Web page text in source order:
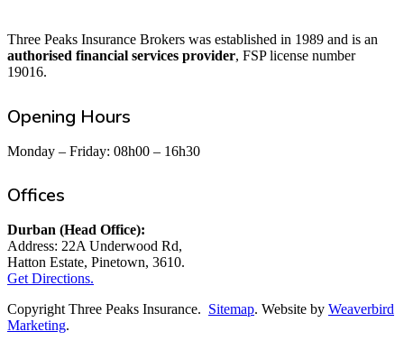
Three Peaks Insurance Brokers was established in 1989 and is an
authorised financial services provider, FSP license number
19016.
Opening Hours
Monday – Friday: 08h00 – 16h30
Offices
Durban (Head Office):
Address: 22A Underwood Rd,
Hatton Estate, Pinetown, 3610.
Get Directions.
Copyright Three Peaks Insurance. Sitemap. Website by Weaverbird
Marketing.